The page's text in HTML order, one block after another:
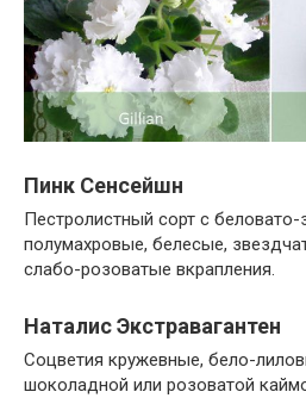
Пинк Сенсейшн
Пестролистный сорт с
полумахровые, белесые,
слабо-розоватые вкрапления.
Наталис Экстравагантен
Соцветия кружевные, бело-
шоколадной или розоватой